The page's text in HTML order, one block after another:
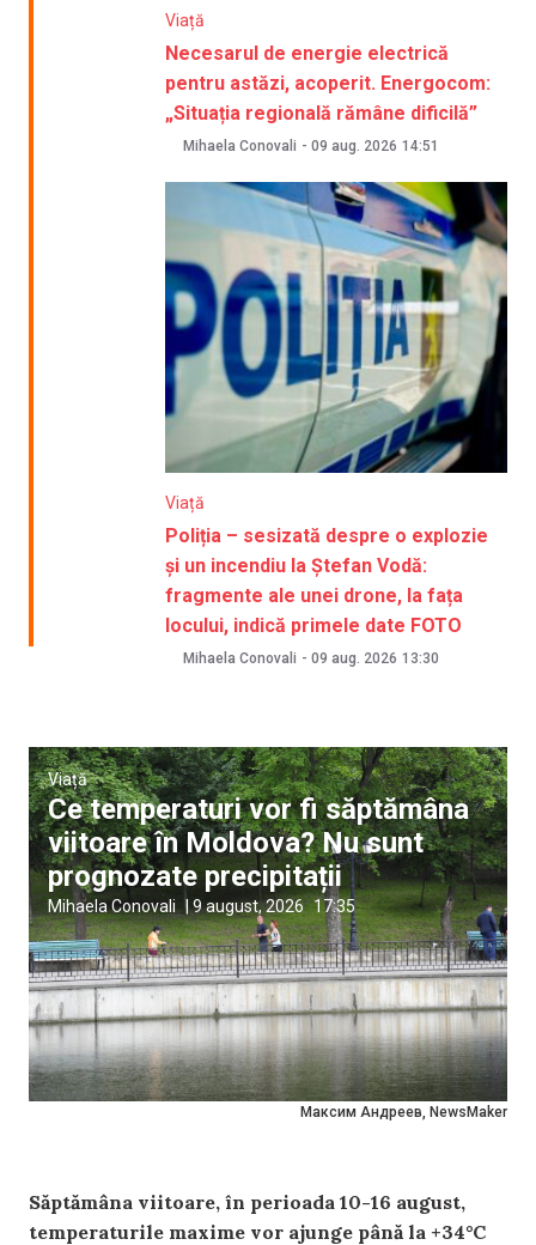
Viață
Necesarul de energie electrică
pentru astăzi, acoperit. Energocom:
„Situația regională rămâne dificilă”
Mihaela Conovali - 09 aug. 2026 14:51
Viață
Poliția – sesizată despre o explozie
și un incendiu la Ștefan Vodă:
fragmente ale unei drone, la fața
locului, indică primele date FOTO
Mihaela Conovali - 09 aug. 2026 13:30
Максим Андреев, NewsMaker
Viață
Ce temperaturi vor fi săptămâna
viitoare în Moldova? Nu sunt
prognozate precipitații
Mihaela Conovali | 9 august, 2026 17:35
Săptămâna viitoare, în perioada 10-16 august,
temperaturile maxime vor ajunge până la +34°C